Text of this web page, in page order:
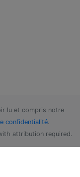
lu et compris notre
confidentialité.
attribution required.